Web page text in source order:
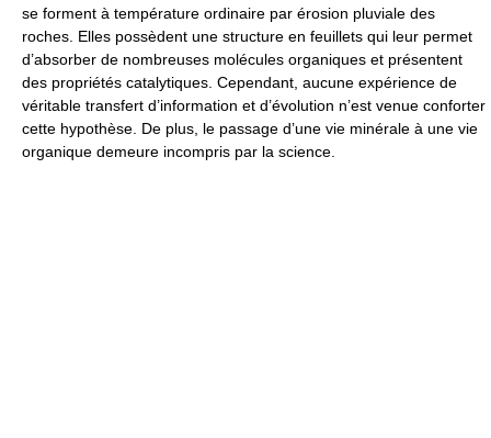
se forment à température ordinaire par érosion pluviale des
roches. Elles possèdent une structure en feuillets qui leur permet
d’absorber de nombreuses molécules organiques et présentent
des propriétés catalytiques. Cependant, aucune expérience de
véritable transfert d’information et d’évolution n’est venue conforter
cette hypothèse. De plus, le passage d’une vie minérale à une vie
organique demeure incompris par la science.